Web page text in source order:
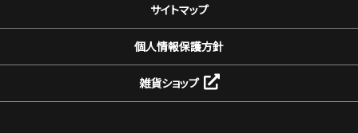
サイトマップ
個人情報保護方針
雑貨ショップ